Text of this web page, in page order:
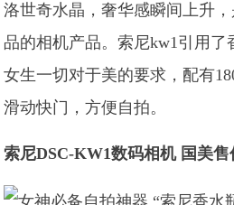
洛世奇水晶，奢华感瞬间上升
品的相机产品。索尼kw1引用了
女生一切对于美的要求，配有
滑动快门，方便自拍。
索尼DSC-KW1数码相机 国美